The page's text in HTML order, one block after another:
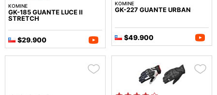
KOMINE
GK-185 GUANTE LUCE II
STRETCH
$29.900
KOMINE
GK-227 GUANTE URBAN
$49.900